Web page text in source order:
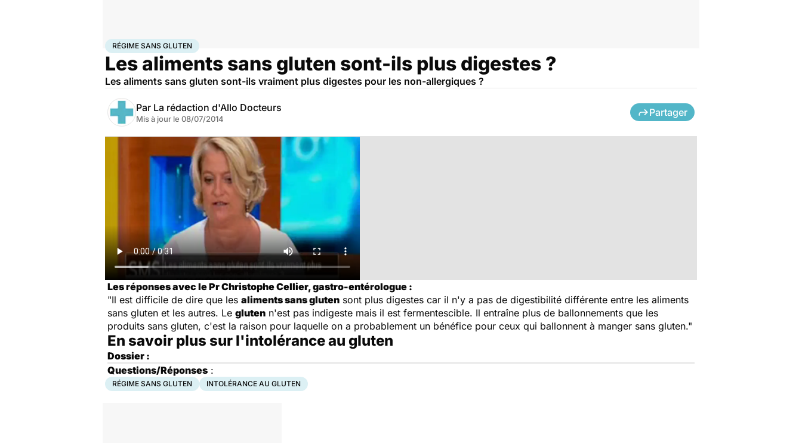
AccueilSantéRégime sans gluten
RÉGIME SANS GLUTEN
Les aliments sans gluten sont-ils plus digestes ?
Les aliments sans gluten sont-ils vraiment plus digestes pour les non-allergiques ?
Par La rédaction d'Allo Docteurs
Mis à jour le 08/07/2014
Partager
Les réponses avec le Pr Christophe Cellier, gastro-entérologue :
"Il est difficile de dire que les aliments sans gluten sont plus digestes car il n'y a pas de digestibilité différente entre les aliments
sans gluten et les autres. Le gluten n'est pas indigeste mais il est fermentescible. Il entraîne plus de ballonnements que les
produits sans gluten, c'est la raison pour laquelle on a probablement un bénéfice pour ceux qui ballonnent à manger sans gluten."
En savoir plus sur l'intolérance au gluten
Dossier :
Questions/Réponses :
RÉGIME SANS GLUTEN INTOLÉRANCE AU GLUTEN